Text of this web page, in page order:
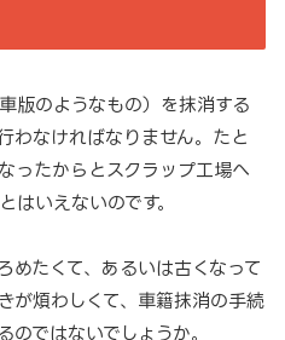
版のようなもの）を抹消する
わなければなりません。たと
ったからとスクラップ工場へ
はいえないのです。
めたくて、あるいは古くなって
が煩わしくて、車籍抹消の手続
のではないでしょうか。